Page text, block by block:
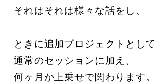
それはそれは様々な話をし、
ときに追加プロジェクトとして
通常のセッションに加え、
何ヶ月か上乗せで関わります。